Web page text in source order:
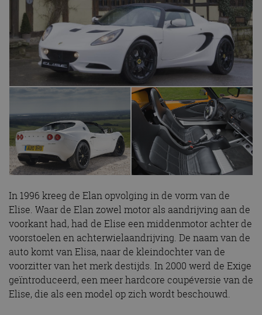
In 1996 kreeg de Elan opvolging in de vorm van de
Elise. Waar de Elan zowel motor als aandrijving aan de
voorkant had, had de Elise een middenmotor achter de
voorstoelen en achterwielaandrijving. De naam van de
auto komt van Elisa, naar de kleindochter van de
voorzitter van het merk destijds. In 2000 werd de Exige
geïntroduceerd, een meer hardcore coupéversie van de
Elise, die als een model op zich wordt beschouwd.